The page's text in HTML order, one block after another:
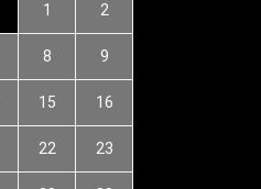
1 2
8 9
15 16
22 23